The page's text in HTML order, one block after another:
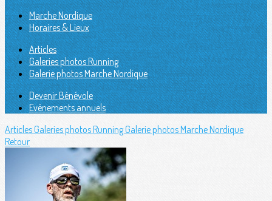
Marche Nordique
Horaires & Lieux
Articles
Galeries photos Running
Galerie photos Marche Nordique
Devenir Bénévole
Evènements annuels
ArticlesGaleries photos RunningGalerie photos Marche Nordique
Retour